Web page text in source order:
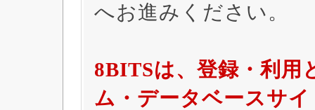
へお進みください。
8BITSは、登録・利用
ム・データベースサ